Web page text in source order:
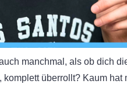
manchmal, als ob dich
komplett überrollt? Kaum